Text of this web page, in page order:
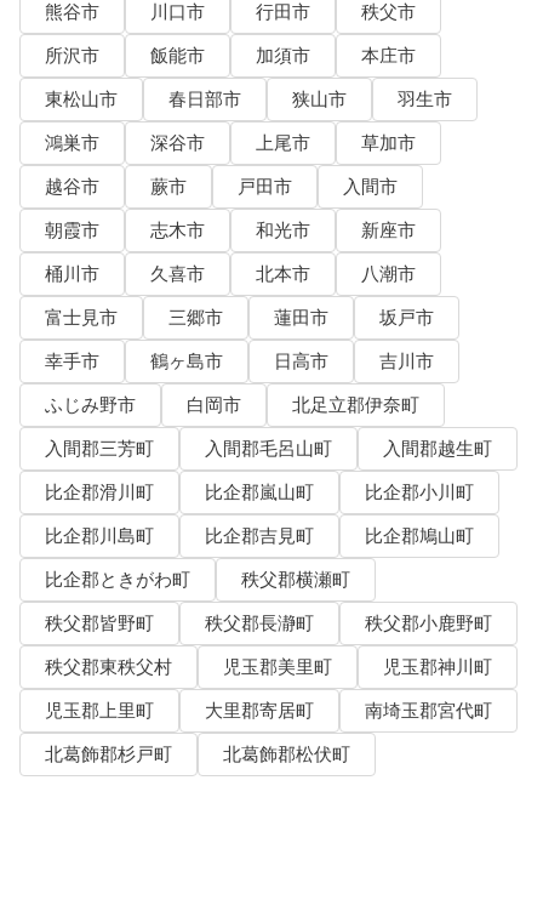
熊谷市
川口市 行田市
秩父市
所沢市
飯能市 加須市
本庄市
東松山市
春日部市 狭山市
羽生市
鴻巣市
深谷市 上尾市
草加市
越谷市
蕨市 戸田市
入間市
朝霞市
志木市 和光市
新座市
桶川市
久喜市 北本市
八潮市
富士見市
三郷市 蓮田市
坂戸市
幸手市
鶴ヶ島市 日高市
吉川市
ふじみ野市
白岡市
北足立郡伊奈町
入間郡三芳町
入間郡毛呂山町
入間郡越生町
比企郡滑川町
比企郡嵐山町
比企郡小川町
比企郡川島町
比企郡吉見町
比企郡鳩山町
比企郡ときがわ町
秩父郡横瀬町
秩父郡皆野町
秩父郡長瀞町
秩父郡小鹿野町
秩父郡東秩父村
児玉郡美里町
児玉郡神川町
児玉郡上里町
大里郡寄居町
南埼玉郡宮代町
北葛飾郡杉戸町
北葛飾郡松伏町